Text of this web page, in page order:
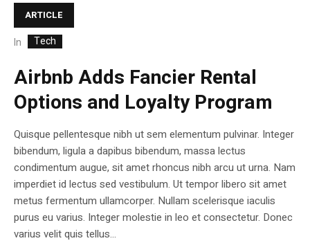
ARTICLE
In Tech
Airbnb Adds Fancier Rental
Options and Loyalty Program
Quisque pellentesque nibh ut sem elementum pulvinar. Integer
bibendum, ligula a dapibus bibendum, massa lectus
condimentum augue, sit amet rhoncus nibh arcu ut urna. Nam
imperdiet id lectus sed vestibulum. Ut tempor libero sit amet
metus fermentum ullamcorper. Nullam scelerisque iaculis
purus eu varius. Integer molestie in leo et consectetur. Donec
varius velit quis tellus...